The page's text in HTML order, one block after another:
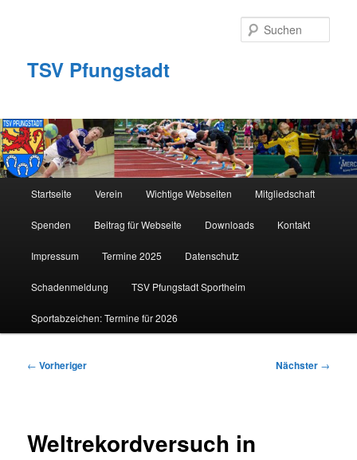
TSV Pfungstadt
Startseite Verein Wichtige Webseiten Mitgliedschaft
Spenden Beitrag für Webseite Downloads Kontakt
Impressum Termine 2025 Datenschutz
Schadenmeldung TSV Pfungstadt Sportheim
Sportabzeichen: Termine für 2026
Beitragsnavigation
← Vorheriger Nächster →
Weltrekordversuch in